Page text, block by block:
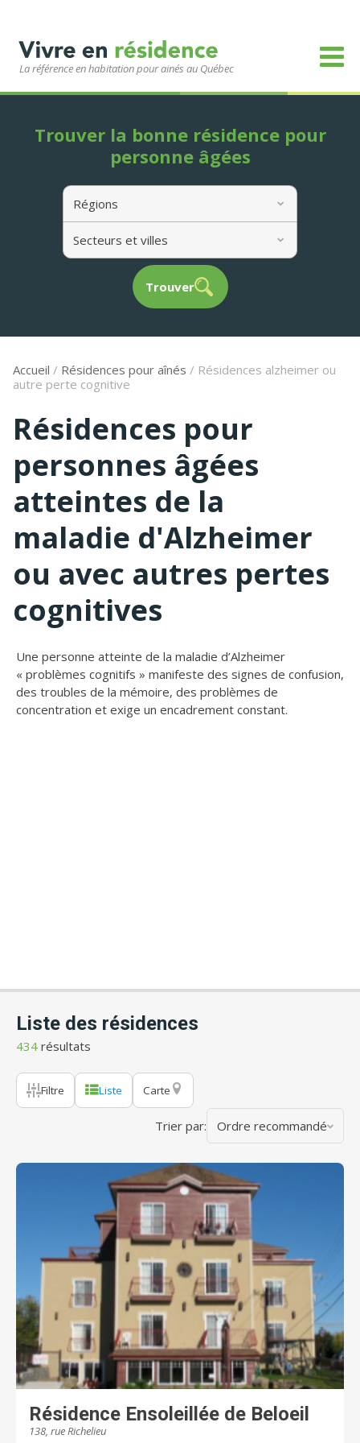
La référence en habitation pour ainés au Québec
Régions
Secteurs et villes
Trouver
Trouver la bonne résidence pour
personne âgées
Accueil / Résidences pour aînés / Résidences alzheimer ou
autre perte cognitive
Résidences pour
personnes âgées
atteintes de la
maladie d'Alzheimer
ou avec autres pertes
cognitives
Une personne atteinte de la maladie d’Alzheimer
« problèmes cognitifs » manifeste des signes de confusion,
des troubles de la mémoire, des problèmes de
concentration et exige un encadrement constant.
Liste des résidences
434 résultats
Filtre Liste Carte
Trier par: Ordre recommandé
Résidence Ensoleillée de Beloeil
138, rue Richelieu